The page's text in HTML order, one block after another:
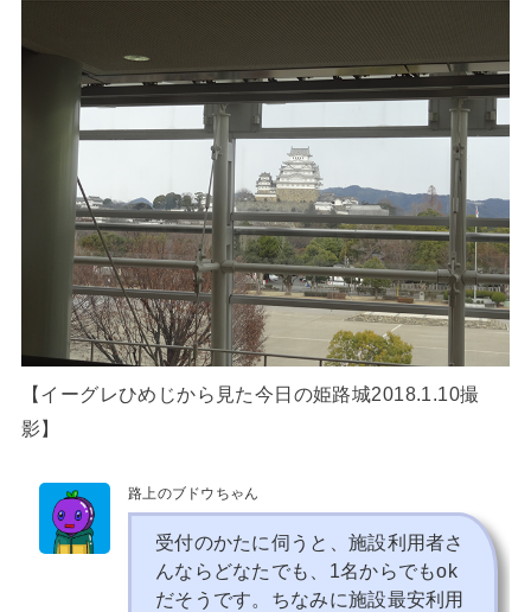
【イーグレひめじから見た今日の姫路城2018.1.10撮
影】
路上のブドウちゃん
受付のかたに伺うと、施設利用者さ
んならどなたでも、1名からでもok
だそうです。ちなみに施設最安利用